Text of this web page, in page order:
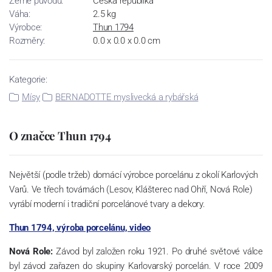
Váha:
2.5 kg
Výrobce:
Thun 1794
Rozměry:
0.0 x 0.0 x 0.0 cm
Kategorie:
Mísy
BERNADOTTE myslivecká a rybářská
O značce Thun 1794
Největší (podle tržeb) domácí výrobce porcelánu z okolí Karlových
Varů. Ve třech továrnách (Lesov, Klášterec nad Ohří, Nová Role)
vyrábí moderní i tradiční porcelánové tvary a dekory.
Thun 1794, výroba porcelánu, video
Nová Role: Závod byl založen roku 1921. Po druhé světové válce
byl závod zařazen do skupiny Karlovarský porcelán. V roce 2009